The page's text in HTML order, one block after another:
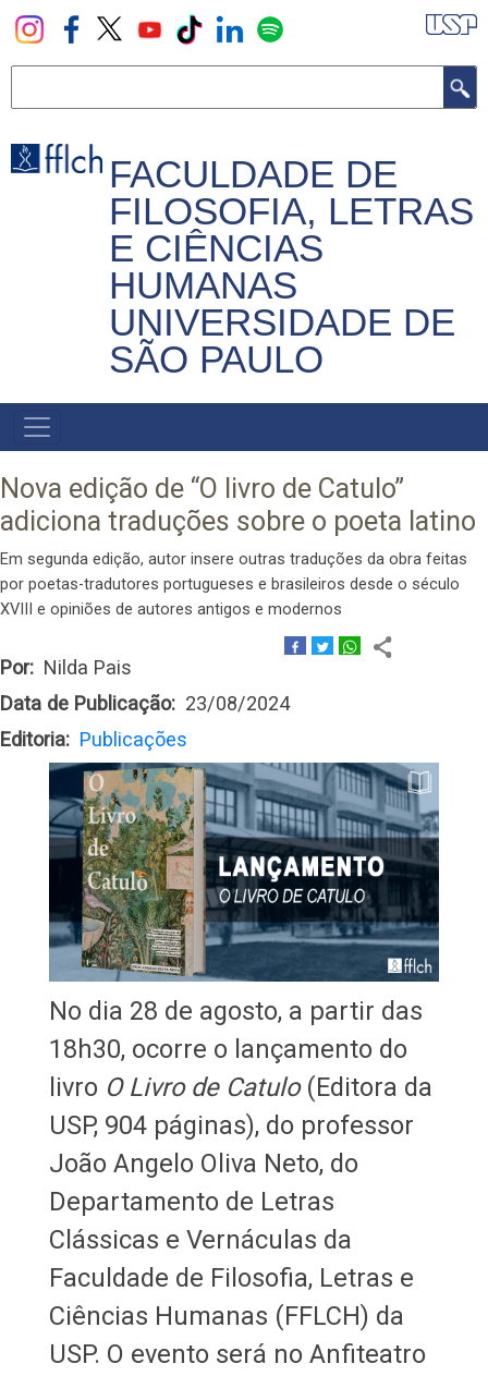
Pular
para
principal
FACULDADE DE
FILOSOFIA, LETRAS
E CIÊNCIAS
HUMANAS
UNIVERSIDADE DE
SÃO PAULO
NAVEGADOR
PRINCIPAL
Nova edição de “O livro de Catulo”
adiciona traduções sobre o poeta latino
Em segunda edição, autor insere outras traduções da obra feitas
por poetas-tradutores portugueses e brasileiros desde o século
XVIII e opiniões de autores antigos e modernos
Por
Nilda Pais
Data de Publicação
23/08/2024
Editoria
Publicações
No dia 28 de agosto, a partir das
18h30, ocorre o lançamento do
livro O Livro de Catulo(Editora da
USP, 904 páginas), do professor
João Angelo Oliva Neto, do
Departamento de Letras
Clássicas e Vernáculas da
Faculdade de Filosofia, Letras e
Ciências Humanas (FFLCH) da
USP. O evento será no Anfiteatro